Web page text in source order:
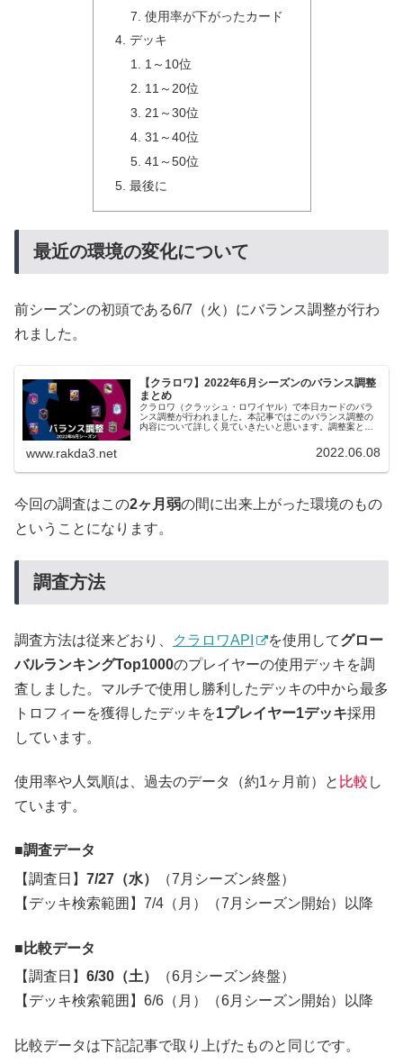
使用率が下がったカード
デッキ
1～10位
11～20位
21～30位
31～40位
41～50位
最後に
最近の環境の変化について
前シーズンの初頭である6/7（火）にバランス調整が行わ
れました。
【クラロワ】2022年6月シーズンのバランス調整
まとめ
クラロワ（クラッシュ・ロワイヤル）で本日カードのバラ
ンス調整が行われました。本記事ではこのバランス調整の
内容について詳しく見ていきたいと思います。調整案と正
www.rakda3.net 2022.06.08
今回の調査はこの2ヶ月弱の間に出来上がった環境のもの
ということになります。
調査方法
調査方法は従来どおり、 クラロワAPI を使用してグロー
バルランキングTop1000のプレイヤーの使用デッキを調
査しました。マルチで使用し勝利したデッキの中から最多
トロフィーを獲得したデッキを1プレイヤー1デッキ採用
しています。
使用率や人気順は、過去のデータ（約1ヶ月前）と 比較 し
ています。
調査データ
【調査日】 7/27（水）
（7月シーズン終盤）
【デッキ検索範囲】7/4（月）（7月シーズン開始）以降
比較データ
【調査日】 6/30（土）
（6月シーズン終盤）
【デッキ検索範囲】6/6（月）（6月シーズン開始）以降
比較データは下記記事で取り上げたものと同じです。